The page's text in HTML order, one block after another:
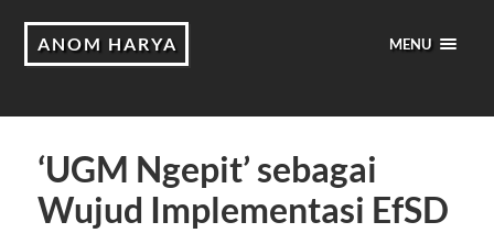
ANOM HARYA MENU
‘UGM Ngepit’ sebagai
Wujud Implementasi EfSD